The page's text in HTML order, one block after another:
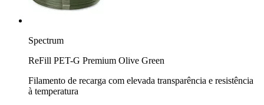
Spectrum
ReFill PET-G Premium Olive Green
Filamento de recarga com elevada transparência e resistência
à temperatura